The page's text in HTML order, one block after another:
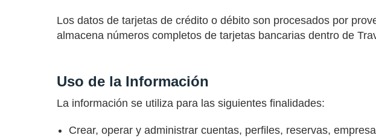
Los datos de tarjetas de crédito o débito son procesados por
almacena números completos de tarjetas bancarias dentro de
Uso de la Información
La información se utiliza para las siguientes finalidades:
Crear, operar y administrar cuentas, perfiles, reservas,